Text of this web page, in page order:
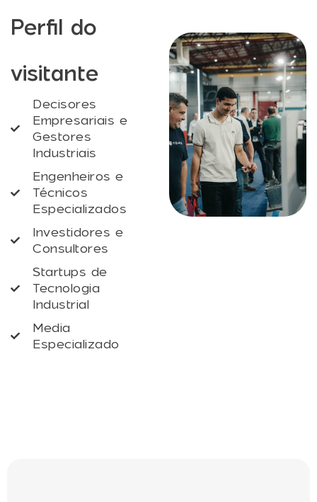
Perfil do
visitante
Decisores
Empresariais e
Gestores
Industriais
Engenheiros e
Técnicos
Especializados
Investidores e
Consultores
Startups de
Tecnologia
Industrial
Media
Especializado